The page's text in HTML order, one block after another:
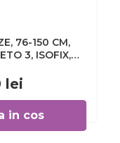
in cos
76-150 CM,
3, ISOFIX,
lei